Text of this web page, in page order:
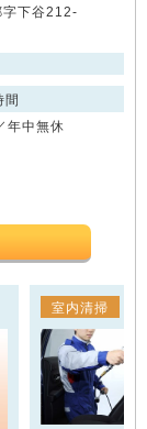
下谷212-
間
年中無休
室内清掃